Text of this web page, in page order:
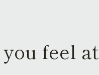
feel at